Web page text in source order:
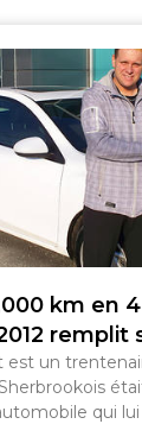
km en
remplit
est un
qui